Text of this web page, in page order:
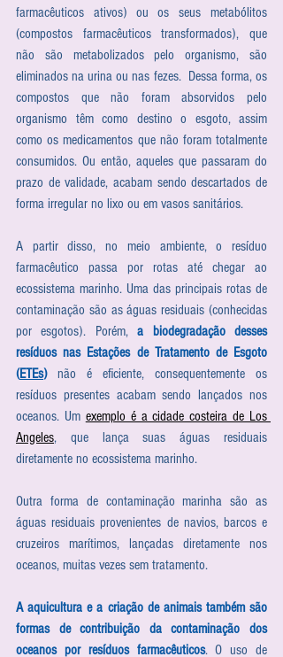
farmacêuticos ativos) ou os seus metabólitos
(compostos farmacêuticos transformados), que
não são metabolizados pelo organismo, são
eliminados na urina ou nas fezes.  Dessa forma, os
compostos que não foram absorvidos pelo
organismo têm como destino o esgoto, assim
como os medicamentos que não foram totalmente
consumidos. Ou então, aqueles que passaram do
prazo de validade, acabam sendo descartados de
forma irregular no lixo ou em vasos sanitários.
A partir disso, no meio ambiente, o resíduo
farmacêutico passa por rotas até chegar ao
ecossistema marinho. Uma das principais rotas de
contaminação são as águas residuais (conhecidas
por esgotos). Porém, a biodegradação desses
resíduos nas Estações de Tratamento de Esgoto
(ETEs) não é eficiente, consequentemente os
resíduos presentes acabam sendo lançados nos
oceanos. Um exemplo é a cidade costeira de Los
Angeles, que lança suas águas residuais
diretamente no ecossistema marinho.
Outra forma de contaminação marinha são as
águas residuais provenientes de navios, barcos e
cruzeiros marítimos, lançadas diretamente nos
oceanos, muitas vezes sem tratamento.
A aquicultura e a criação de animais também são
formas de contribuição da contaminação dos
oceanos por resíduos farmacêuticos. O uso de